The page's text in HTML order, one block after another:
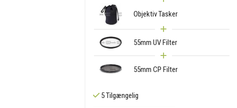
Objektiv Tasker
55mm UV Filter
55mm CP Filter
5 Tilgængelig